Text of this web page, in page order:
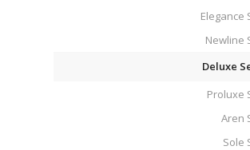
Elegance
Newline
Deluxe
Proluxe
Aren
Sole